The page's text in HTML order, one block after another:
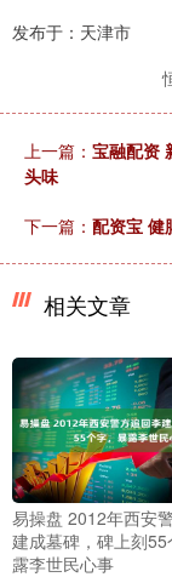
发布于：天津市
上一篇： 宝融配资
头味
下一篇： 配资宝 健
相关文章
易操盘 2012年西安
建成墓碑，碑上刻55
露李世民心事